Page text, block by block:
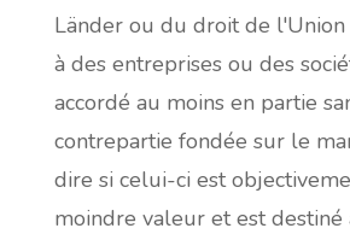
Länder ou du droit de
à des entreprises ou des
accordé au moins en partie
contrepartie fondée sur le
dire si celui-ci est
moindre valeur et est